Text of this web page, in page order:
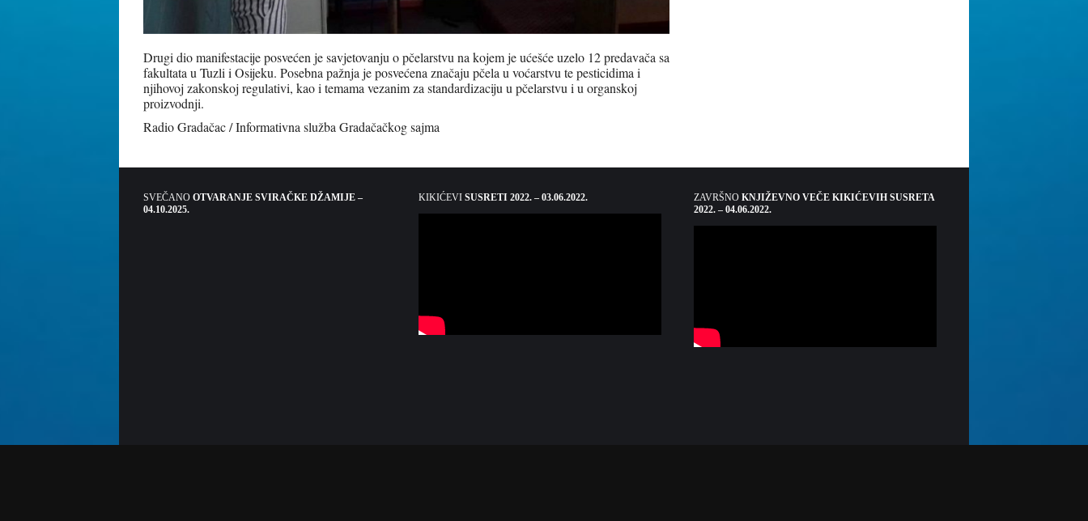
Drugi dio manifestacije posvećen je savjetovanju o pčelarstvu na kojem je ućešće uzelo 12 predavača sa
fakultata u Tuzli i Osijeku. Posebna pažnja je posvećena značaju pčela u voćarstvu te pesticidima i
njihovoj zakonskoj regulativi, kao i temama vezanim za standardizaciju u pčelarstvu i u organskoj
proizvodnji.
Radio Gradačac / Informativna služba Gradačačkog sajma
SVEČANO OTVARANJE SVIRAČKE DŽAMIJE –
04.10.2025.
KIKIĆEVI SUSRETI 2022. – 03.06.2022. ZAVRŠNO KNJIŽEVNO VEČE KIKIĆEVIH SUSRETA
2022. – 04.06.2022.